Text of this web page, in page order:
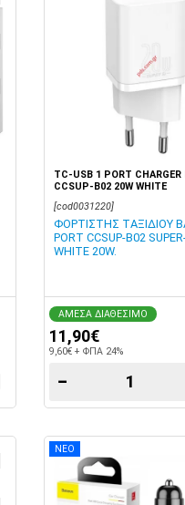
TC-USB 1 PORT CHARGER
CCSUP-B02 20W WHITE
[cod0031220]
ΦΟΡΤΙΣΤΗΣ ΤΑΞΙΔΙΟΥ
PORT CCSUP-B02
WHITE 20W.
ΑΜΕΣΑ ΔΙΑΘΕΣΙΜΟ
11,90€
9,60€ + ΦΠΑ 24%
−
ΝΕΟ